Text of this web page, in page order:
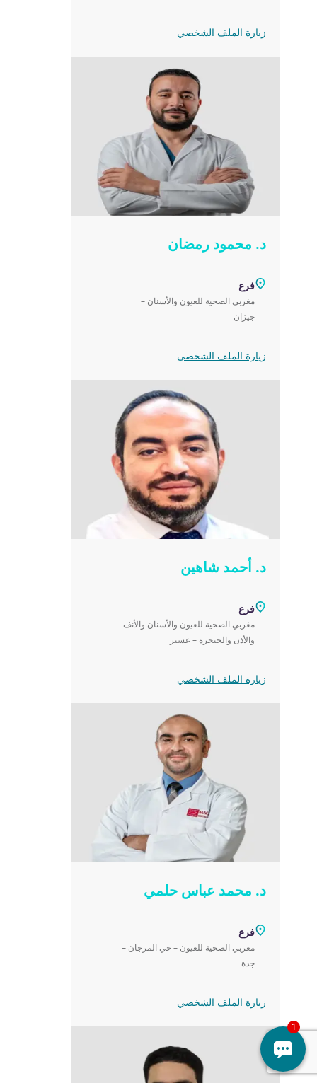
زيارة الملف الشخصي
د. محمود رمضان
فرع
مغربي الصحية للعيون والأسنان –
جيزان
زيارة الملف الشخصي
د. أحمد شاهين
فرع
مغربي الصحية للعيون والأسنان والأنف
والأذن والحنجرة – عسير
زيارة الملف الشخصي
د. محمد عباس حلمي
فرع
مغربي الصحية للعيون – حي المرجان –
جدة‎
زيارة الملف الشخصي